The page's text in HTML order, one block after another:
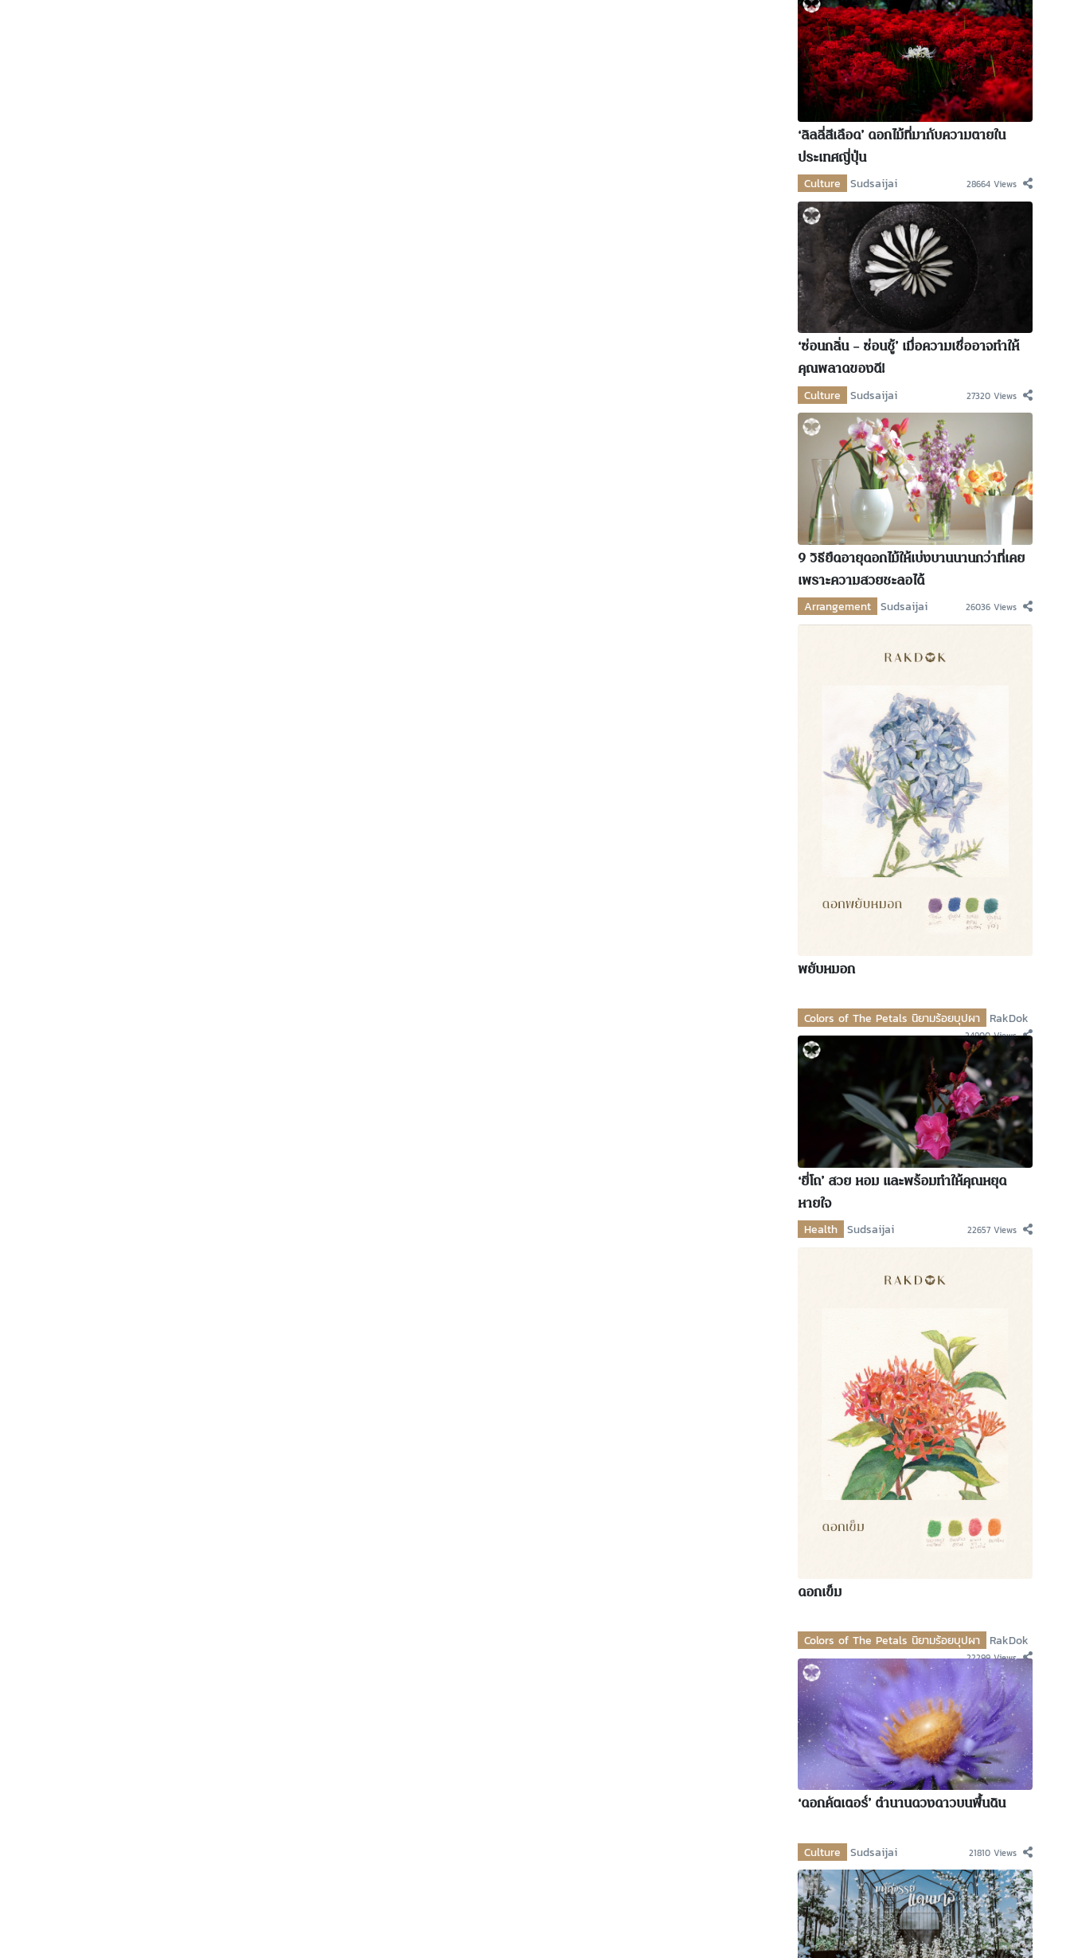
‘ลิลลี่สีเลือด’ ดอกไม้ที่มากับความตายใน
ประเทศญี่ปุ่น
Culture Sudsaijai 28664 Views
‘ซ่อนกลิ่น – ซ่อนชู้’ เมื่อความเชื่ออาจทำให้
คุณพลาดของดี!
Culture Sudsaijai 27320 Views
9 วิธียืดอายุดอกไม้ให้เบ่งบานนานกว่าที่เคย
เพราะความสวยชะลอได้
Arrangement Sudsaijai 26036 Views
พยับหมอก
Colors of The Petals นิยามร้อยบุปผา RakDok
24900 Views
‘ยี่โถ’ สวย หอม และพร้อมทำให้คุณหยุด
หายใจ
Health Sudsaijai 22657 Views
ดอกเข็ม
Colors of The Petals นิยามร้อยบุปผา RakDok
22299 Views
‘ดอกคัตเตอร์’ ตำนานดวงดาวบนพื้นดิน
Culture Sudsaijai 21810 Views